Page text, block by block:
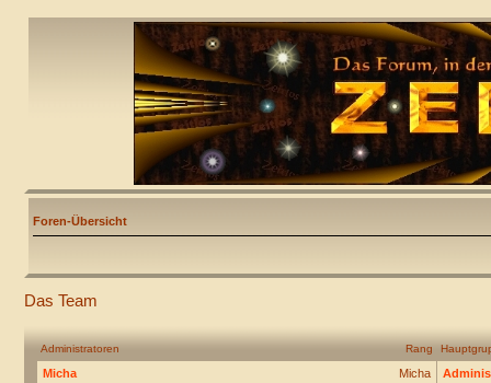
Foren-Übersicht
Das Team
Rang
Administratoren
Micha
Micha